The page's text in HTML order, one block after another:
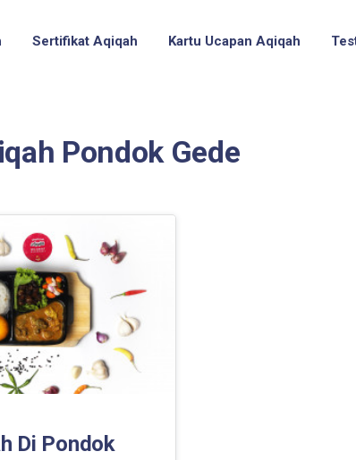
Sertifikat Aqiqah Kartu Ucapan Aqiqah
Pondok Gede
Di Pondok